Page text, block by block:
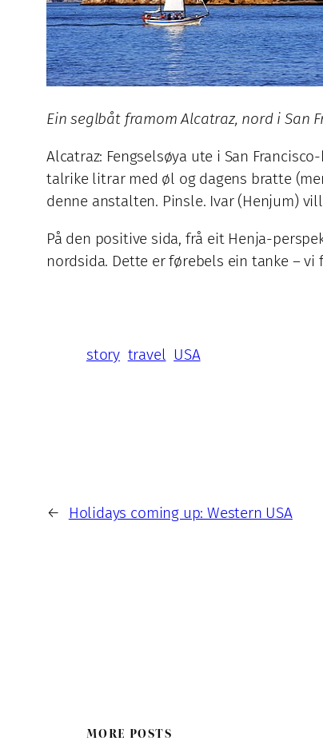
Ein seglbåt framom Alcatraz, nord i San
Alcatraz: Fengselsøya ute i San
talrike litrar med øl og dagens bratte
denne anstalten. Pinsle. Ivar (Henjum)
På den positive sida, frå eit Henja-
nordsida. Dette er førebels ein tanke –
story travel USA
← Holidays coming up: Western USA
MORE POSTS